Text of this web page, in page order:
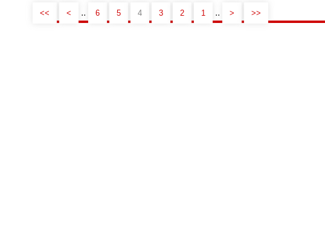
<<
<
..
1
2
3
4
5
6
..
>
>>